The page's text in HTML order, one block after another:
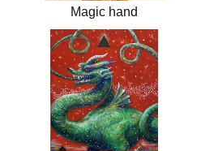
Magic hand